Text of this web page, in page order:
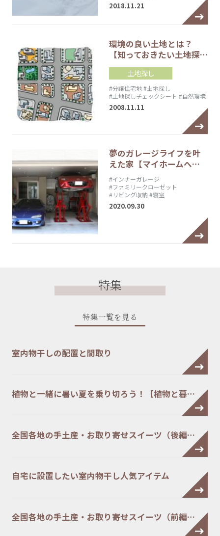
2018.11.21
環境の良い土地とは？
【知っておきたい土地探…
土地探し
#分譲住宅地#土地探し
#土地探しチェックシート #自然環境
2008.11.11
夢のガレージライフを叶
えた家【マイホームへ…
#インナーガレージ
#ファミリークローゼット
#リビング収納 #寝室
2020.09.30
特集
特集一覧を見る
室内物干しの配置と間取り
植物と一緒に暑い夏を乗り切ろう！【植物と暮…
全国各地の手土産・お取り寄せスイーツ（後編…
自宅に設置したい室内物干し人気アイテム
全国各地の手土産・お取り寄せスイーツ（前編…